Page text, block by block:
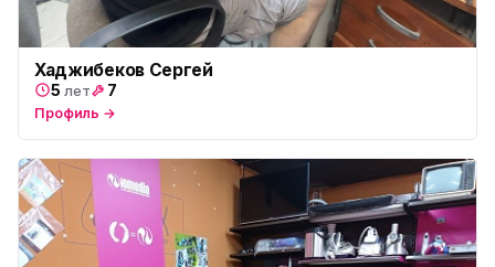
ул. Будапештская, 87-3
ю ул. Тверская 60, Колпино
Юмедиа во Всеволожске
Хаджибеков Сергей
5 лет 7
Профиль →